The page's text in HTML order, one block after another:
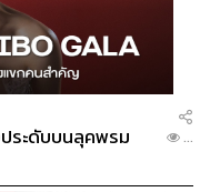
ประดับบนลุคพรม
...